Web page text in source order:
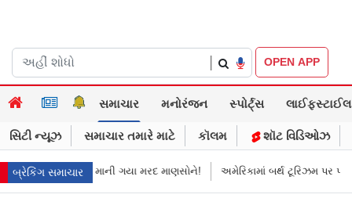
OPEN APP
સમાચાર મનોરંજન સ્પોર્ટ્સ લાઈફસ્ટાઈલ
સિટી ન્યૂઝ સમાચાર તમારે માટે કૉલમ શૉટ વિડિઓઝ
બ્રેકિંગ સમાચાર
ગયા મરદ માણસોને! અમેરિકામાં બર્થ ટૂરિઝમ પર પ્રતિબંધ મૂક્યો ડોનલ્ડ